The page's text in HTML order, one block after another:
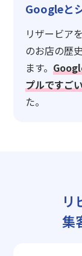
Googleと
リザービア
のお店の歴
ます。
プルですご
た。
リ
集